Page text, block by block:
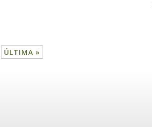
ÚLTIMA »